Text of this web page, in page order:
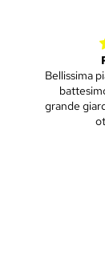
Mini
H35/